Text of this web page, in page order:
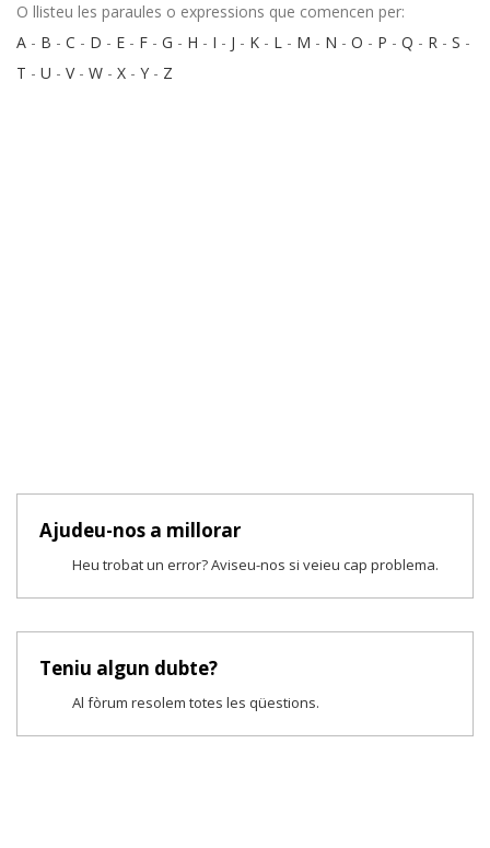
O llisteu les paraules o expressions que comencen per:
A - B - C - D - E - F - G - H - I - J - K - L - M - N - O - P - Q - R - S -
T - U - V- W - X - Y - Z
Ajudeu-nos a millorar
Heu trobat un error? Aviseu-nos si veieu cap problema.
Teniu algun dubte?
Al fòrum resolem totes les qüestions.